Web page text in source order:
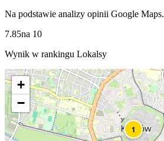
Na podstawie analizy opinii Google Maps.
7.85na 10
Wynik w rankingu Lokalsy
1
+
−